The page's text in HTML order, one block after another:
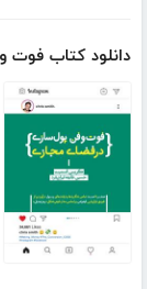
دانلود کتاب